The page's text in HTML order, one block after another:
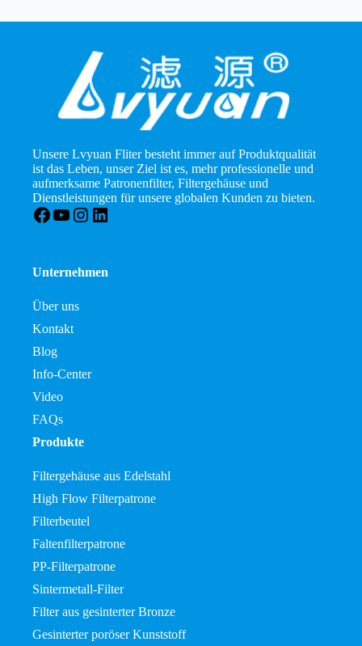
Unsere Lvyuan Fliter besteht immer auf Produktqualität
ist das Leben, unser Ziel ist es, mehr professionelle und
aufmerksame Patronenfilter, Filtergehäuse und
Dienstleistungen für unsere globalen Kunden zu bieten.
Facebook
YouTube
Instagram
LinkedIn
Unternehmen
Über uns
Kontakt
Blog
Info-Center
Video
FAQs
Produkte
Filtergehäuse aus Edelstahl
High Flow Filterpatrone
Filterbeutel
Faltenfilterpatrone
PP-Filterpatrone
Sintermetall-Filter
Filter aus gesinterter Bronze
Gesinterter poröser Kunststoff